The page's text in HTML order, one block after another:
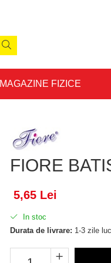
MAGAZINE FIZICE
FIORE
5,65 Lei
In stoc
Durata de livrare: 1-3 zile